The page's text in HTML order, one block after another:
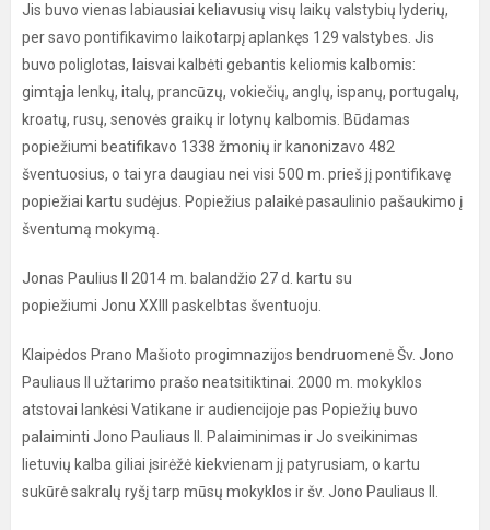
Jis buvo vienas labiausiai keliavusių visų laikų valstybių lyderių,
per savo pontifikavimo laikotarpį aplankęs 129 valstybes. Jis
buvo poliglotas, laisvai kalbėti gebantis keliomis kalbomis:
gimtąja lenkų, italų, prancūzų, vokiečių, anglų, ispanų, portugalų,
kroatų, rusų, senovės graikų ir lotynų kalbomis. Būdamas
popiežiumi beatifikavo 1338 žmonių ir kanonizavo 482
šventuosius, o tai yra daugiau nei visi 500 m. prieš jį pontifikavę
popiežiai kartu sudėjus. Popiežius palaikė pasaulinio pašaukimo į
šventumą mokymą.
Jonas Paulius II 2014 m. balandžio 27 d. kartu su
popiežiumi Jonu XXIII paskelbtas šventuoju.
Klaipėdos Prano Mašioto progimnazijos bendruomenė Šv. Jono
Pauliaus II užtarimo prašo neatsitiktinai. 2000 m. mokyklos
atstovai lankėsi Vatikane ir audiencijoje pas Popiežių buvo
palaiminti Jono Pauliaus II. Palaiminimas ir Jo sveikinimas
lietuvių kalba giliai įsirėžė kiekvienam jį patyrusiam, o kartu
sukūrė sakralų ryšį tarp mūsų mokyklos ir šv. Jono Pauliaus II.